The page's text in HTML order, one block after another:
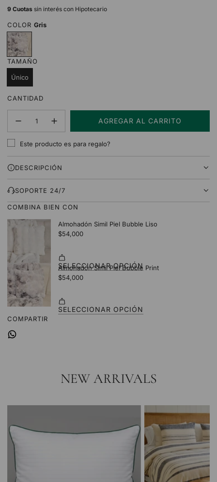
9 Cuotas sin interés con Hipotecario
COLOR Gris
G
i
s
TAMAÑO
Único
CANTIDAD
AGREGAR AL CARRITO
C
G
N
O
.
Este producto es para regalo?
DESCRIPCIÓN
SOPORTE 24/7
COMBINA BIEN CON
COMPARTIR
NEW ARRIVALS